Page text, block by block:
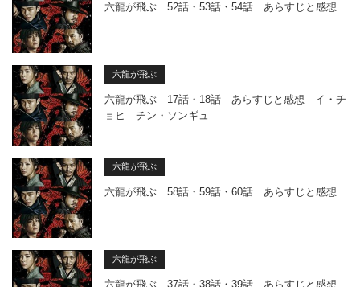
六龍が飛ぶ 52話・53話・54話 あらすじと感想
六龍が飛ぶ
六龍が飛ぶ 17話・18話 あらすじと感想 イ・チ
ョヒ チン・ソンギュ
六龍が飛ぶ
六龍が飛ぶ 58話・59話・60話 あらすじと感想
六龍が飛ぶ
六龍が飛ぶ 37話・38話・39話 あらすじと感想